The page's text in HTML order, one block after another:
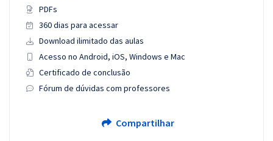
PDFs
360 dias para acessar
Download ilimitado das aulas
Acesso no Android, iOS, Windows e Mac
Certificado de conclusão
Fórum de dúvidas com professores
Compartilhar